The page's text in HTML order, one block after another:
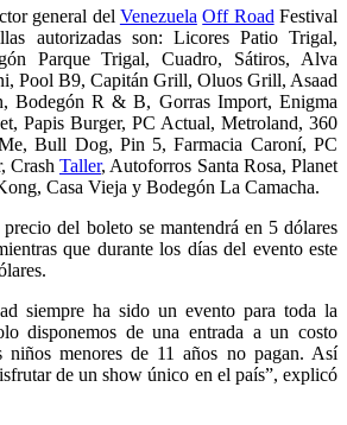
general del Venezuela Off Road Festival
autorizadas son: Licores Patio Trigal,
Parque Trigal, Cuadro, Sátiros, Alva
Pool B9, Capitán Grill, Oluos Grill, Asaad
Bodegón R & B, Gorras Import, Enigma
Papis Burger, PC Actual, Metroland, 360
Bull Dog, Pin 5, Farmacia Caroní, PC
Crash Taller, Autoforros Santa Rosa, Planet
Casa Vieja y Bodegón La Camacha.
del boleto se mantendrá en 5 dólares
que durante los días del evento este
siempre ha sido un evento para toda la
disponemos de una entrada a un costo
niños menores de 11 años no pagan. Así
de un show único en el país”, explicó